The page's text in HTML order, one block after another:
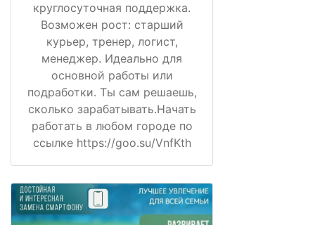
круглосуточная поддержка.
Возможен рост: старший
курьер, тренер, логист,
менеджер. Идеально для
основной работы или
подработки. Ты сам решаешь,
сколько зарабатывать.Начать
работать в любом городе по
ссылке https://goo.su/VnfKth